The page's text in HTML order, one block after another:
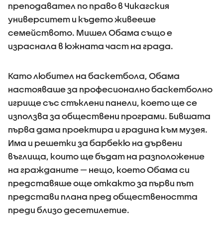
преподавател по право в Чикагския
университет и където живееше
семейството. Мишел Обама също е
израснала в южната част на града.
Като любител на баскетбола, Обама
настояваше за професионално баскетболно
игрище със стъклени панели, което ще се
използва за обществени програми. Бившата
първа дама проектира и градина към музея.
Има и решетки за барбекю на дървени
въглища, които ще бъдат на разположение
на гражданите — нещо, което Обама си
представяше още откакто за първи път
представи плана пред обществеността
преди близо десетилетие.